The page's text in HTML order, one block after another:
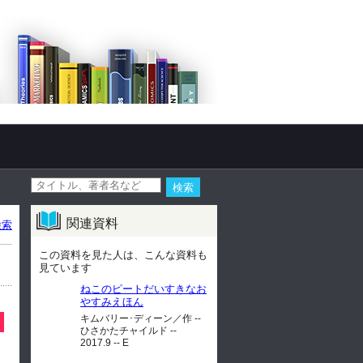
関連資料
この資料を見た人は、こんな資料も
見ています
ねこのピートだいすきなお
やすみえほん
キムバリー･ディーン／作 --
ひさかたチャイルド --
2017.9 -- E